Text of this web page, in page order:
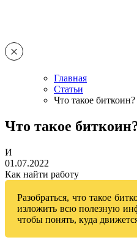
Главная
Статьи
Что такое
Что такое
И
01.07.2022
Как найти работу
Разобраться, что такое
изложить всю полезную
чтобы понять, куда